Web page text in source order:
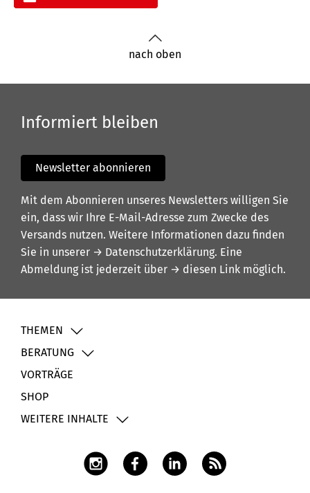
nach oben
Informiert bleiben
Newsletter abonnieren
Mit dem Abonnieren unseres Newsletters willigen Sie
ein, dass wir Ihre E-Mail-Adresse zum Zwecke des
Versands nutzen. Weitere Informationen dazu finden
Sie in unserer → Datenschutzerklärung. Eine
Abmeldung ist jederzeit über → diesen Link möglich.
THEMEN
BERATUNG
VORTRÄGE
SHOP
WEITERE INHALTE